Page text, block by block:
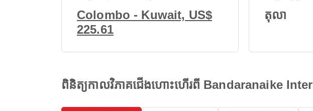
Colombo - Kuwait, US$
225.61
តុលា
ពិនិត្យកាលវិភាគជើងហោះហើរពី Bandaranaike